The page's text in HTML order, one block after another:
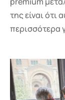
της είναι
περισσότερα